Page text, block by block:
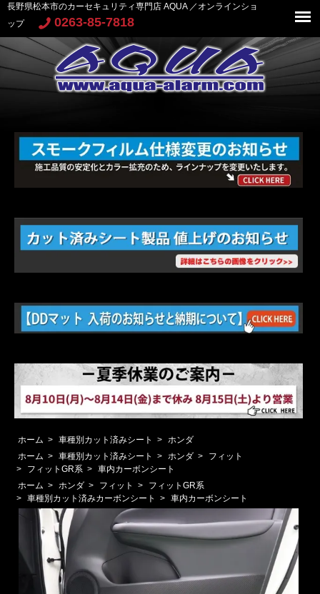
長野県松本市のカーセキュリティ専門店 AQUA ／オンラインショ
ップ
0263-85-7818
ホーム > 車種別カット済みシート > ホンダ
ホーム > 車種別カット済みシート > ホンダ >
フィット
>
フィットGR系 > 車内カーボンシート
ホーム > ホンダ > フィット >
フィットGR系
> 車種別カット済みカーボンシート > 車内カーボンシート